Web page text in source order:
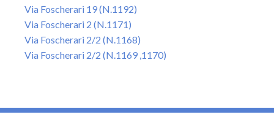
Via Foscherari 19 (N.1192)
Via Foscherari 2 (N.1171)
Via Foscherari 2/2 (N.1168)
Via Foscherari 2/2 (N.1169 ,1170)